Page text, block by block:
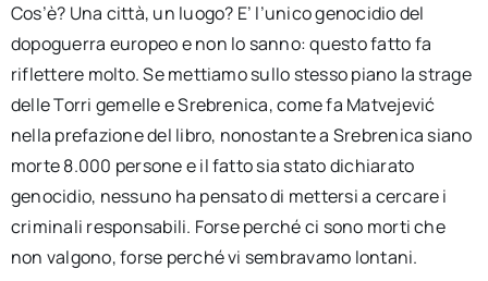
Cos’è? Una città, un luogo? E’ l’unico genocidio del
dopoguerra europeo e non lo sanno: questo fatto fa
riflettere molto. Se mettiamo sullo stesso piano la strage
delle Torri gemelle e Srebrenica, come fa Matvejević
nella prefazione del libro, nonostante a Srebrenica siano
morte 8.000 persone e il fatto sia stato dichiarato
genocidio, nessuno ha pensato di mettersi a cercare i
criminali responsabili. Forse perché ci sono morti che
non valgono, forse perché vi sembravamo lontani.